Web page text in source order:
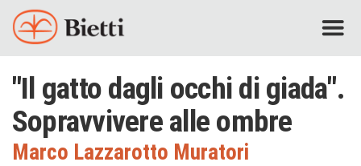
"Il gatto dagli occhi di giada".
Sopravvivere alle ombre
Marco Lazzarotto Muratori